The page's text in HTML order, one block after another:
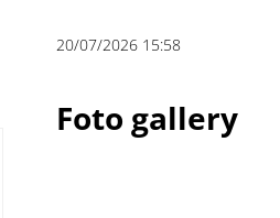
20/07/2026 15:58
Foto gallery